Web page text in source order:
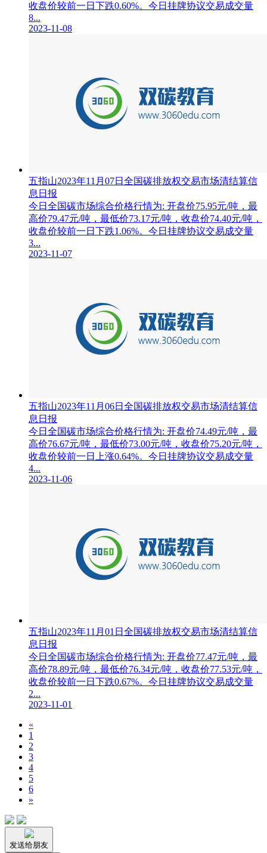
收盘价较前一日下跌0.60%。今日挂牌协议交易成交量
8...
2023-11-08
五指山2023年11月07日全国碳排放权交易市场清结算信
息日报
今日全国碳市场综合价格行情为: 开盘价75.95元/吨，最
高价79.47元/吨，最低价73.17元/吨，收盘价74.40元/吨，
收盘价较前一日下跌1.06%。今日挂牌协议交易成交量
3...
2023-11-07
五指山2023年11月06日全国碳排放权交易市场清结算信
息日报
今日全国碳市场综合价格行情为: 开盘价74.49元/吨，最
高价76.67元/吨，最低价73.00元/吨，收盘价75.20元/吨，
收盘价较前一日上涨0.64%。今日挂牌协议交易成交量
4...
2023-11-06
五指山2023年11月01日全国碳排放权交易市场清结算信
息日报
今日全国碳市场综合价格行情为: 开盘价77.47元/吨，最
高价78.89元/吨，最低价76.34元/吨，收盘价77.53元/吨，
收盘价较前一日下跌0.67%。今日挂牌协议交易成交量
2...
2023-11-01
«
1
2
3
4
5
6
»
发送给朋友